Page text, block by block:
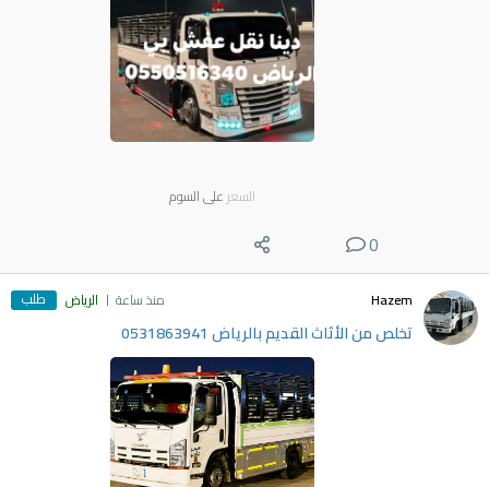
السعر على السوم
0
Hazem منذ ساعة الرياض طلب
تخلص من الأثاث القديم بالرياض 0531863941